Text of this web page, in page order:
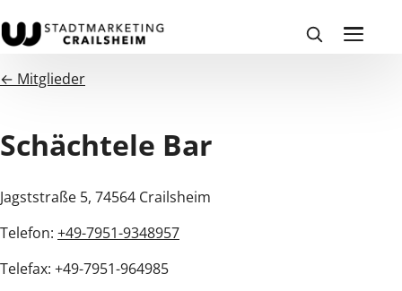
← Mitglieder
Schächtele Bar
Jagststraße 5, 74564 Crailsheim
Telefon: +49-7951-9348957
Telefax: +49-7951-964985